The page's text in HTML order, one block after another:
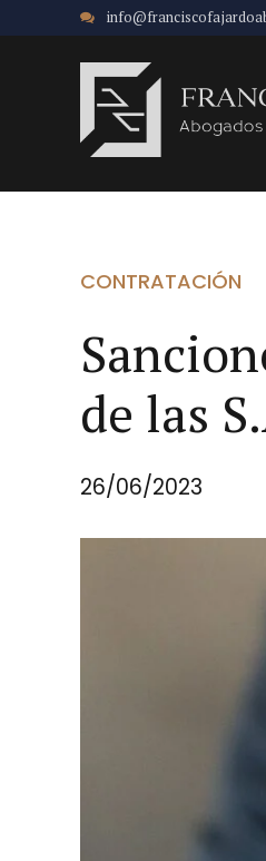
CONTRATACIÓN
de las
26/06/2023